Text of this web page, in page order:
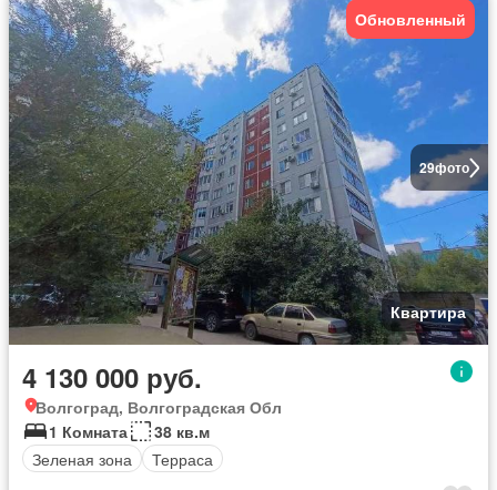
29фото
Обновленный
Квартира
4 130 000 руб.
Волгоград, Волгоградская Обл
1 Комната
38 кв.м
Зеленая зона
Терраса